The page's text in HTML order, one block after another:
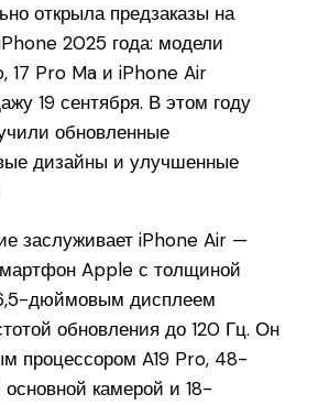
открыла предзаказы на
2025 года: модели
17 Pro Ma и iPhone Air
19 сентября. В этом году
обновленные
дизайны и улучшенные
заслуживает iPhone Air —
Apple с толщиной
дюймовым дисплеем
обновления до 120 Гц. Он
процессором A19 Pro, 48-
основной камерой и 18-